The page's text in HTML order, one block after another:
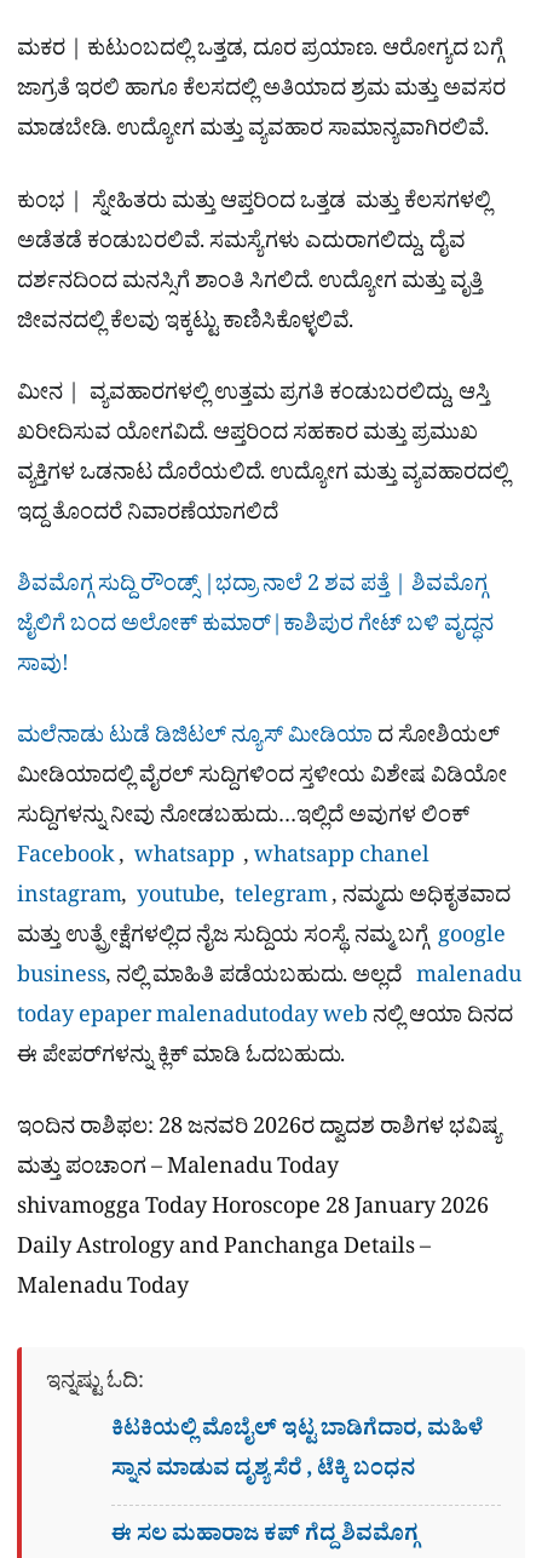
ಮಕರ | ಕುಟುಂಬದಲ್ಲಿ ಒತ್ತಡ, ದೂರ ಪ್ರಯಾಣ. ಆರೋಗ್ಯದ ಬಗ್ಗೆ
ಜಾಗ್ರತೆ ಇರಲಿ ಹಾಗೂ ಕೆಲಸದಲ್ಲಿ ಅತಿಯಾದ ಶ್ರಮ ಮತ್ತು ಅವಸರ
ಮಾಡಬೇಡಿ. ಉದ್ಯೋಗ ಮತ್ತು ವ್ಯವಹಾರ ಸಾಮಾನ್ಯವಾಗಿರಲಿವೆ.
ಕುಂಭ | ಸ್ನೇಹಿತರು ಮತ್ತು ಆಪ್ತರಿಂದ ಒತ್ತಡ ಮತ್ತು ಕೆಲಸಗಳಲ್ಲಿ
ಅಡೆತಡೆ ಕಂಡುಬರಲಿವೆ. ಸಮಸ್ಯೆಗಳು ಎದುರಾಗಲಿದ್ದು, ದೈವ
ದರ್ಶನದಿಂದ ಮನಸ್ಸಿಗೆ ಶಾಂತಿ ಸಿಗಲಿದೆ. ಉದ್ಯೋಗ ಮತ್ತು ವೃತ್ತಿ
ಜೀವನದಲ್ಲಿ ಕೆಲವು ಇಕ್ಕಟ್ಟು ಕಾಣಿಸಿಕೊಳ್ಳಲಿವೆ.
ಮೀನ | ವ್ಯವಹಾರಗಳಲ್ಲಿ ಉತ್ತಮ ಪ್ರಗತಿ ಕಂಡುಬರಲಿದ್ದು, ಆಸ್ತಿ
ಖರೀದಿಸುವ ಯೋಗವಿದೆ. ಆಪ್ತರಿಂದ ಸಹಕಾರ ಮತ್ತು ಪ್ರಮುಖ
ವ್ಯಕ್ತಿಗಳ ಒಡನಾಟ ದೊರೆಯಲಿದೆ. ಉದ್ಯೋಗ ಮತ್ತು ವ್ಯವಹಾರದಲ್ಲಿ
ಇದ್ದ ತೊಂದರೆ ನಿವಾರಣೆಯಾಗಲಿದೆ
ಶಿವಮೊಗ್ಗ ಸುದ್ದಿ ರೌಂಡ್ಸ್​ |ಭದ್ರಾ ನಾಲೆ 2 ಶವ ಪತ್ತೆ | ಶಿವಮೊಗ್ಗ
ಜೈಲಿಗೆ ಬಂದ ಅಲೋಕ್​ ಕುಮಾರ್|ಕಾಶಿಪುರ ಗೇಟ್​ ಬಳಿ ವೃದ್ಧನ
ಸಾವು!
ಮಲೆನಾಡು ಟುಡೆ ಡಿಜಿಟಲ್ ನ್ಯೂಸ್ ಮೀಡಿಯಾ ದ ಸೋಶಿಯಲ್​
ಮೀಡಿಯಾದಲ್ಲಿ ವೈರಲ್​ ಸುದ್ದಿಗಳಿಂದ ಸ್ತಳೀಯ ವಿಶೇಷ ವಿಡಿಯೋ
ಸುದ್ದಿಗಳನ್ನು ನೀವು ನೋಡಬಹುದು…ಇಲ್ಲಿದೆ ಅವುಗಳ ಲಿಂಕ್
Facebook, whatsapp ,whatsapp chanel
instagram, youtube, telegram, ನಮ್ಮದು ಅಧಿಕೃತವಾದ
ಮತ್ತು ಉತ್ಪ್ರೇಕ್ಷೆಗಳಲ್ಲಿದ ನೈಜ ಸುದ್ದಿಯ ಸಂಸ್ಥೆ. ನಮ್ಮ ಬಗ್ಗೆ google
business, ನಲ್ಲಿ ಮಾಹಿತಿ ಪಡೆಯಬಹುದು. ಅಲ್ಲದೆ malenadu
today epapermalenadutoday web ನಲ್ಲಿ ಆಯಾ ದಿನದ
ಈ ಪೇಪರ್​ಗಳನ್ನು ಕ್ಲಿಕ್ ಮಾಡಿ ಓದಬಹುದು.
ಇಂದಿನ ರಾಶಿಫಲ: 28 ಜನವರಿ 2026ರ ದ್ವಾದಶ ರಾಶಿಗಳ ಭವಿಷ್ಯ
ಮತ್ತು ಪಂಚಾಂಗ – Malenadu Today
shivamogga Today Horoscope 28 January 2026
Daily Astrology and Panchanga Details –
Malenadu Today
ಇನ್ನಷ್ಟು ಓದಿ:
ಕಿಟಕಿಯಲ್ಲಿ ಮೊಬೈಲ್ ಇಟ್ಟ ಬಾಡಿಗೆದಾರ, ಮಹಿಳೆ
ಸ್ನಾನ ಮಾಡುವ ದೃಶ್ಯ ಸೆರೆ , ಟೆಕ್ಕಿ ಬಂಧನ
ಈ ಸಲ ಮಹಾರಾಜ ಕಪ್​ ಗೆದ್ದ ಶಿವಮೊಗ್ಗ